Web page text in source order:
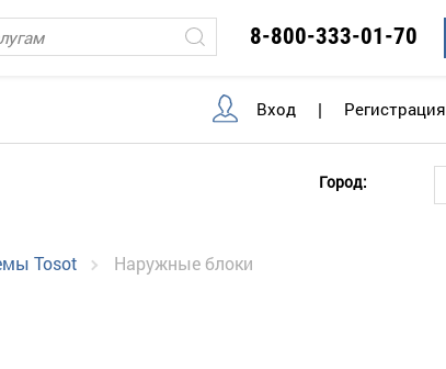
8-800-333-01-70
Вход | Регистрация
Город:
Tosot Наружные блоки